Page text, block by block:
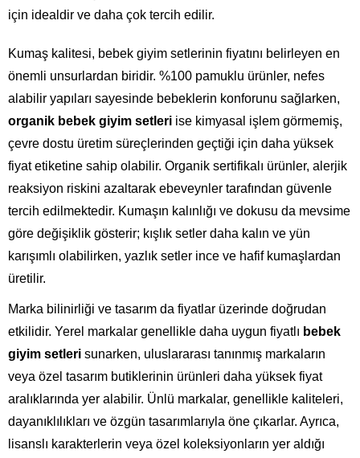
için idealdir ve daha çok tercih edilir.
Kumaş kalitesi, bebek giyim setlerinin fiyatını belirleyen en
önemli unsurlardan biridir. %100 pamuklu ürünler, nefes
alabilir yapıları sayesinde bebeklerin konforunu sağlarken,
organik bebek giyim setleri ise kimyasal işlem görmemiş,
çevre dostu üretim süreçlerinden geçtiği için daha yüksek
fiyat etiketine sahip olabilir. Organik sertifikalı ürünler, alerjik
reaksiyon riskini azaltarak ebeveynler tarafından güvenle
tercih edilmektedir. Kumaşın kalınlığı ve dokusu da mevsime
göre değişiklik gösterir; kışlık setler daha kalın ve yün
karışımlı olabilirken, yazlık setler ince ve hafif kumaşlardan
üretilir.
Marka bilinirliği ve tasarım da fiyatlar üzerinde doğrudan
etkilidir. Yerel markalar genellikle daha uygun fiyatlı bebek
giyim setleri sunarken, uluslararası tanınmış markaların
veya özel tasarım butiklerinin ürünleri daha yüksek fiyat
aralıklarında yer alabilir. Ünlü markalar, genellikle kaliteleri,
dayanıklılıkları ve özgün tasarımlarıyla öne çıkarlar. Ayrıca,
lisanslı karakterlerin veya özel koleksiyonların yer aldığı